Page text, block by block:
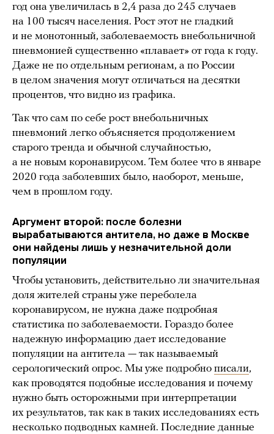
год она увеличилась в 2,4 раза до 245 случаев
на 100 тысяч населения. Рост этот не гладкий
и не монотонный, заболеваемость внебольничной
пневмонией существенно «плавает» от года к году.
Даже не по отдельным регионам, а по России
в целом значения могут отличаться на десятки
процентов, что видно из графика.
Так что сам по себе рост внебольничных
пневмоний легко объясняется продолжением
старого тренда и обычной случайностью,
а не новым коронавирусом. Тем более что в январе
2020 года заболевших было, наоборот, меньше,
чем в прошлом году.
Аргумент второй: после болезни
вырабатываются антитела, но даже в Москве
они найдены лишь у незначительной доли
популяции
Чтобы установить, действительно ли значительная
доля жителей страны уже переболела
коронавирусом, не нужна даже подробная
статистика по заболеваемости. Гораздо более
надежную информацию дает исследование
популяции на антитела — так называемый
серологический опрос. Мы уже подробно писали,
как проводятся подобные исследования и почему
нужно быть осторожными при интерпретации
их результатов, так как в таких исследованиях есть
несколько подводных камней. Последние данные